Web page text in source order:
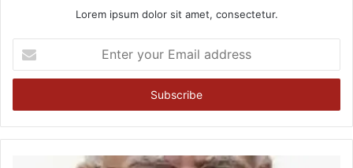
Lorem ipsum dolor sit amet, consectetur.
your
Email